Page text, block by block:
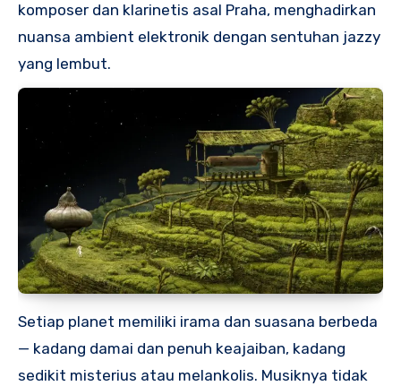
komposer dan klarinetis asal Praha, menghadirkan
nuansa ambient elektronik dengan sentuhan jazzy
yang lembut.
Setiap planet memiliki irama dan suasana berbeda
— kadang damai dan penuh keajaiban, kadang
sedikit misterius atau melankolis. Musiknya tidak